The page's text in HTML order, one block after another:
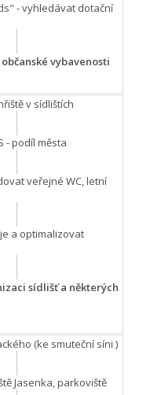
- vyhledávat dotační
vybavenosti
v sídlištích
- podíl města
veřejné WC, letní
a optimalizovat
sídlišť a některých
(ke smuteční síni )
Jasenka, parkoviště